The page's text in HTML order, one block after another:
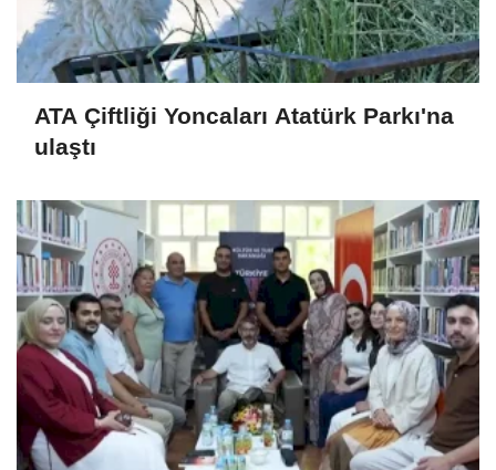
ATA Çiftliği Yoncaları Atatürk Parkı'na
ulaştı